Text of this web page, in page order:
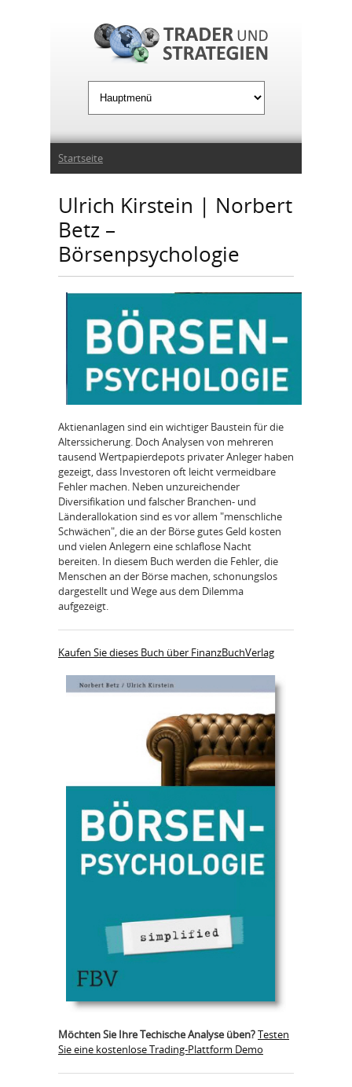
Sie sind hier
Startseite
Ulrich Kirstein | Norbert
Betz –
Börsenpsychologie
Aktienanlagen sind ein wichtiger Baustein für die
Alterssicherung. Doch Analysen von mehreren
tausend Wertpapierdepots privater Anleger haben
gezeigt, dass Investoren oft leicht vermeidbare
Fehler machen. Neben unzureichender
Diversifikation und falscher Branchen- und
Länderallokation sind es vor allem "menschliche
Schwächen", die an der Börse gutes Geld kosten
und vielen Anlegern eine schlaflose Nacht
bereiten. In diesem Buch werden die Fehler, die
Menschen an der Börse machen, schonungslos
dargestellt und Wege aus dem Dilemma
aufgezeigt.
Kaufen Sie dieses Buch über FinanzBuchVerlag
Möchten Sie Ihre Techische Analyse üben?Testen
Sie eine kostenlose Trading-Plattform Demo